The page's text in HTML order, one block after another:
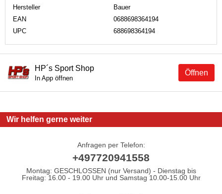
Hersteller
Bauer
EAN
0688698364194
UPC
688698364194
Öffnen
HP´s Sport Shop
In App öffnen
Wir helfen gerne weiter
Anfragen per Telefon:
+497720941558
Montag: GESCHLOSSEN (nur Versand) - Dienstag bis
Freitag: 16.00 - 19.00 Uhr und Samstag 10.00-15.00 Uhr